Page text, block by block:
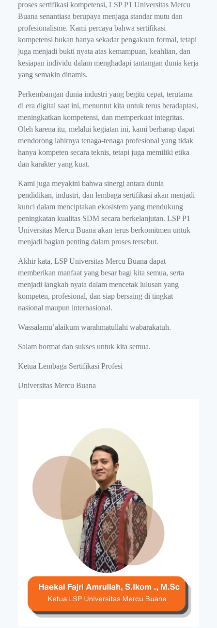
proses sertifikasi kompetensi, LSP P1 Universitas Mercu
Buana senantiasa berupaya menjaga standar mutu dan
profesionalisme. Kami percaya bahwa sertifikasi
kompetensi bukan hanya sekadar pengakuan formal, tetapi
juga menjadi bukti nyata atas kemampuan, keahlian, dan
kesiapan individu dalam menghadapi tantangan dunia kerja
yang semakin dinamis.
Perkembangan dunia industri yang begitu cepat, terutama
di era digital saat ini, menuntut kita untuk terus beradaptasi,
meningkatkan kompetensi, dan memperkuat integritas.
Oleh karena itu, melalui kegiatan ini, kami berharap dapat
mendorong lahirnya tenaga-tenaga profesional yang tidak
hanya kompeten secara teknis, tetapi juga memiliki etika
dan karakter yang kuat.
Kami juga meyakini bahwa sinergi antara dunia
pendidikan, industri, dan lembaga sertifikasi akan menjadi
kunci dalam menciptakan ekosistem yang mendukung
peningkatan kualitas SDM secara berkelanjutan. LSP P1
Universitas Mercu Buana akan terus berkomitmen untuk
menjadi bagian penting dalam proses tersebut.
Akhir kata, LSP Universitas Mercu Buana dapat
memberikan manfaat yang besar bagi kita semua, serta
menjadi langkah nyata dalam mencetak lulusan yang
kompeten, profesional, dan siap bersaing di tingkat
nasional maupun internasional.
Wassalamu’alaikum warahmatullahi wabarakatuh.
Salam hormat dan sukses untuk kita semua.
Ketua Lembaga Sertifikasi Profesi
Universitas Mercu Buana